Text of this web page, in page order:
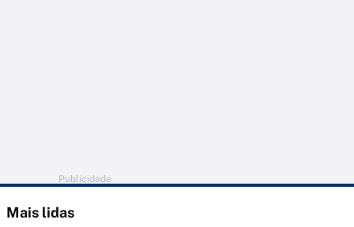
Publicidade
Mais lidas